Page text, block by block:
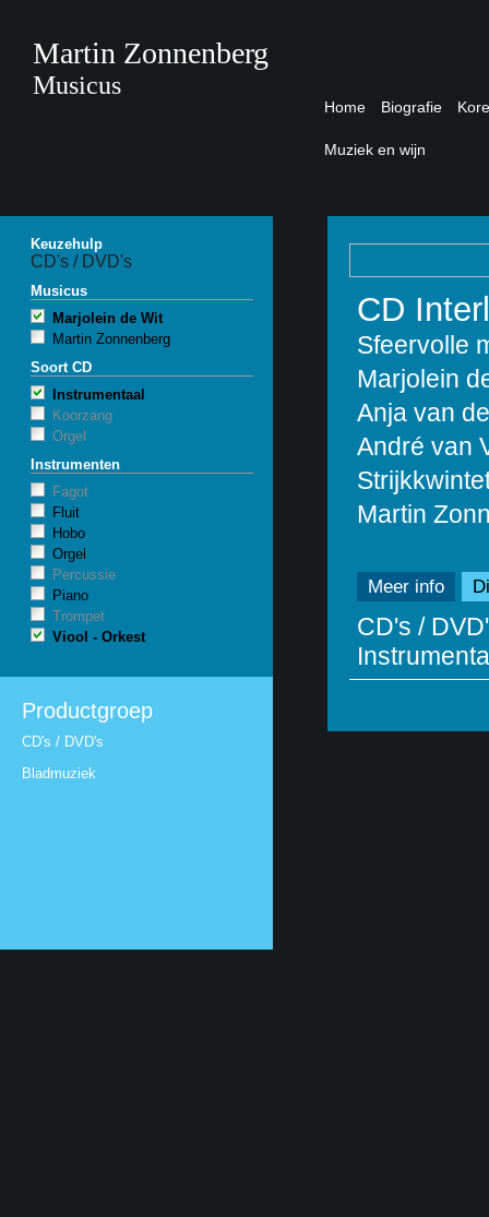
Martin Zonnenberg
Musicus
Home Biografie
Muziek en wijn
Keuzehulp
CD's / DVD's
Musicus
Marjolein de Wit
Martin Zonnenberg
Soort CD
Instrumentaal
Koorzang
Orgel
Instrumenten
Fagot
Fluit
Hobo
Orgel
Percussie
Piano
Trompet
Viool - Orkest
Productgroep
CD's / DVD's
Bladmuziek
CD
Sfeervolle
Marjolein
Anja van
André van
Martin
Meer info
CD's /